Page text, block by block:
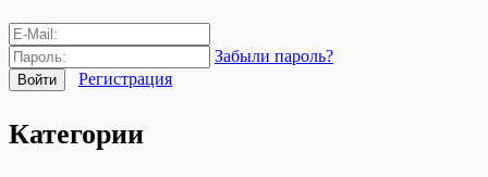
Забыли пароль?
Регистрация
Категории